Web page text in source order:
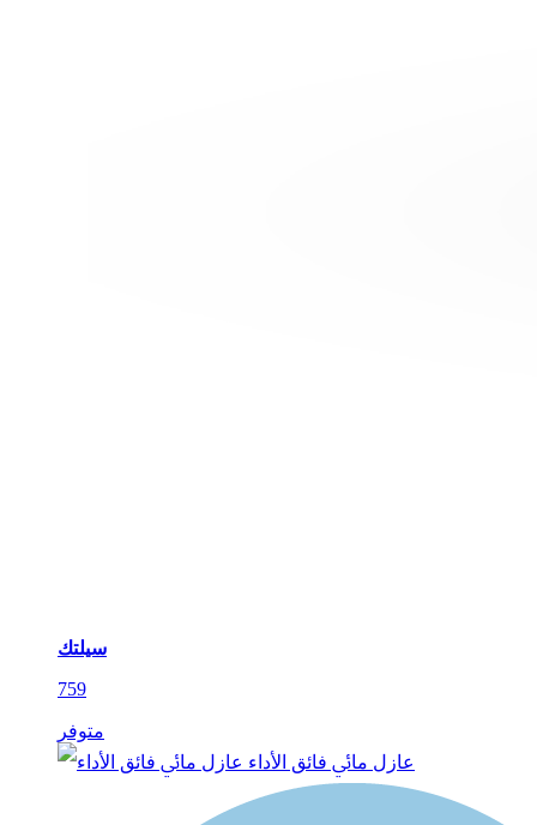
سيلتك
759
متوفر
ﻋﺎزل ﻣﺎﰄ ﻓﺎﺋﻖ اﻷداء